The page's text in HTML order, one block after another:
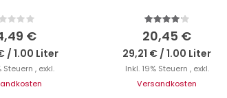
Rating:
€
/ 1.00 Liter
Steuern , exkl.
Bewertung:
83%
20,45 €
29,21 € / 1.00 Liter
Inkl. 19% Steuern , exkl.
Versandkosten